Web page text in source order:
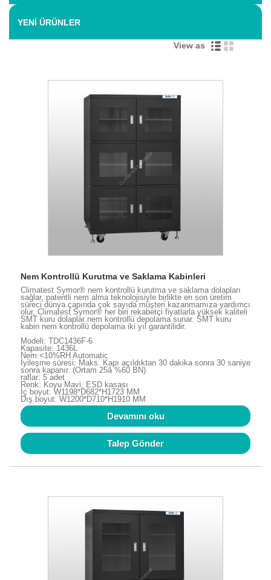
YENI ÜRÜNLER
View as
Nem Kontrollü Kurutma ve Saklama Kabinleri
Climatest Symor® nem kontrollü kurutma ve saklama dolapları
sağlar, patentli nem alma teknolojisiyle birlikte en son üretim
süreci dünya çapında çok sayıda müşteri kazanmamıza yardımcı
olur, Climatest Symor® her biri rekabetçi fiyatlarla yüksek kaliteli
SMT kuru dolaplar nem kontrollü depolama sunar. SMT kuru
kabin nem kontrollü depolama iki yıl garantilidir.
Modeli: TDC1436F-6
Kapasite: 1436L
Nem:<10%RH Automatic
İyileşme süresi: Maks. Kapı açıldıktan 30 dakika sonra 30 saniye
sonra kapanır. (Ortam 25â %60 BN)
raflar: 5 adet
Renk: Koyu Mavi, ESD kasası
İç boyut: W1198*D682*H1723 MM
Dış boyut: W1200*D710*H1910 MM
Devamını oku
Talep Gönder